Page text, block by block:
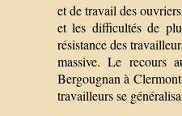
et de travail des
et les difficultés de
résistance des
massive. Le recours
Bergougnan à
travailleurs se